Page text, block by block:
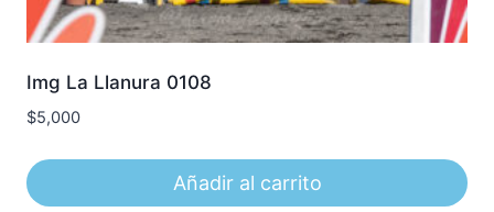
Img La Llanura 0108
$5,000
Añadir al carrito